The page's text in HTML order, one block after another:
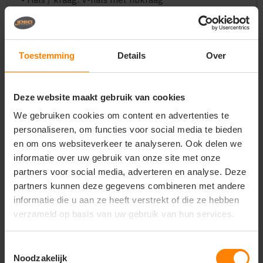
Toestemming Details Over
Deze website maakt gebruik van cookies
We gebruiken cookies om content en advertenties te
personaliseren, om functies voor social media te bieden
en om ons websiteverkeer te analyseren. Ook delen we
informatie over uw gebruik van onze site met onze
partners voor social media, adverteren en analyse. Deze
partners kunnen deze gegevens combineren met andere
informatie die u aan ze heeft verstrekt of die ze hebben
verzameld op basis van uw gebruik van hun services.
Noodzakelijk
• Geschikt voor: dagelijks gebruik en lichte sportieve
Wasvoorschriften
• Niet bleken
• Strijken volgens label
Unieke eigenschappen
• Flatterende damespasvorm
• Hoogwaardig katoenmix voor optimaal
draagcomfort
• Tijdloos en veelzijdig T-shirt, makkelijk te
combineren
Onder voorbehoud van
productveranderingen.